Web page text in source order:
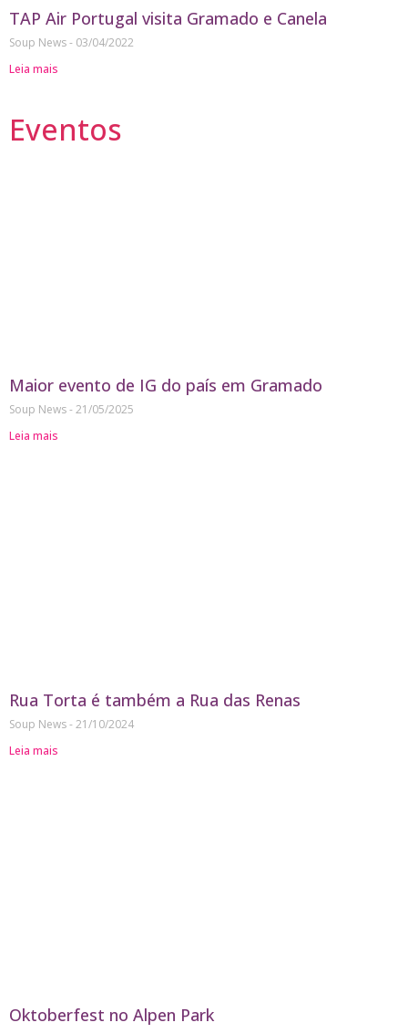
TAP Air Portugal visita Gramado e Canela
Soup News
03/04/2022
Leia mais
Eventos
Maior evento de IG do país em Gramado
Soup News 21/05/2025
Leia mais
Rua Torta é também a Rua das Renas
Soup News 21/10/2024
Leia mais
Oktoberfest no Alpen Park